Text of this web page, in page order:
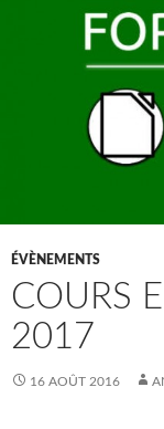
ÉVÈNEMENTS
COURS
2017
16 AOÛT 2016